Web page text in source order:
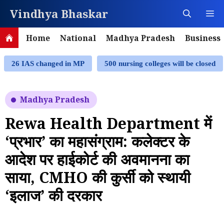
content
Vindhya Bhaskar
Home National Madhya Pradesh Business
26 IAS changed in MP 500 nursing colleges will be closed
Madhya Pradesh
Rewa Health Department में
‘प्रभार’ का महासंग्राम: कलेक्टर के
आदेश पर हाईकोर्ट की अवमानना का
साया, CMHO की कुर्सी को स्थायी
‘इलाज’ की दरकार